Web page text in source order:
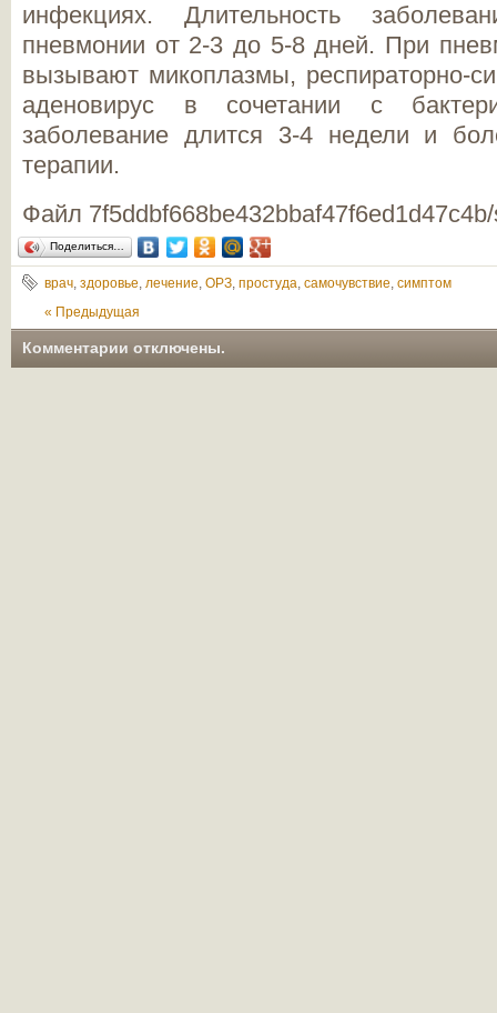
инфекциях. Длительность
пневмонии от 2-3 до 5-8 дней. При
вызывают микоплазмы, респираторно-
аденовирус в сочетании с
заболевание длится 3-4 недели и
терапии.
Файл
Поделиться…
врач, здоровье, лечение, ОРЗ, простуда, самочувствие, симптом
« Предыдущая
Комментарии отключены.